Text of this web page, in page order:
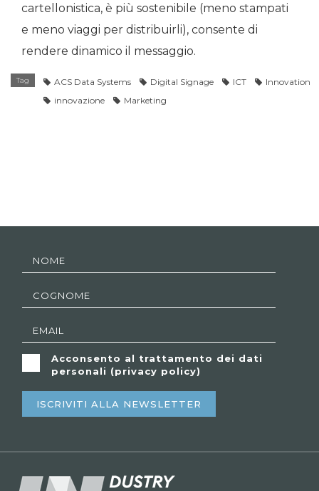
cartellonistica, è più sostenibile (meno stampati
e meno viaggi per distribuirli), consente di
rendere dinamico il messaggio.
Tag ACS Data Systems Digital Signage ICT
Innovation
innovazione
Marketing
Acconsento al trattamento dei dati
personali (privacy policy)
ISCRIVITI ALLA NEWSLETTER